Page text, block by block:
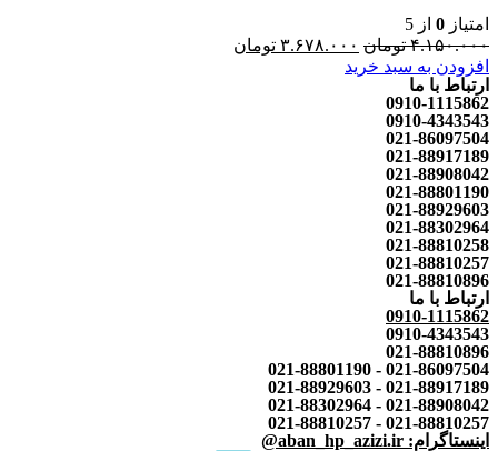
امتیاز 0 از 5
۴.۱۵۰.۰۰۰ تومان ۳.۶۷۸.۰۰۰ تومان
افزودن به سبد خرید
ارتباط با ما
0910-1115862
0910-4343543
021-86097504
021-88917189
021-88908042
021-88801190
021-88929603
021-88302964
021-88810258
021-88810257
021-88810896
ارتباط با ما
0910-1115862
0910-4343543
021-88810896
021-86097504 - 021-88801190
021-88917189 - 021-88929603
021-88908042 - 021-88302964
021-88810257 - 021-88810257
اینستاگرام: aban_hp_azizi.ir@